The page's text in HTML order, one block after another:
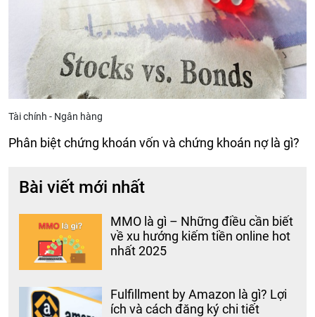
Tài chính - Ngân hàng
Phân biệt chứng khoán vốn và chứng khoán nợ là gì?
Bài viết mới nhất
MMO là gì – Những điều cần biết
về xu hướng kiếm tiền online hot
nhất 2025
Fulfillment by Amazon là gì? Lợi
ích và cách đăng ký chi tiết